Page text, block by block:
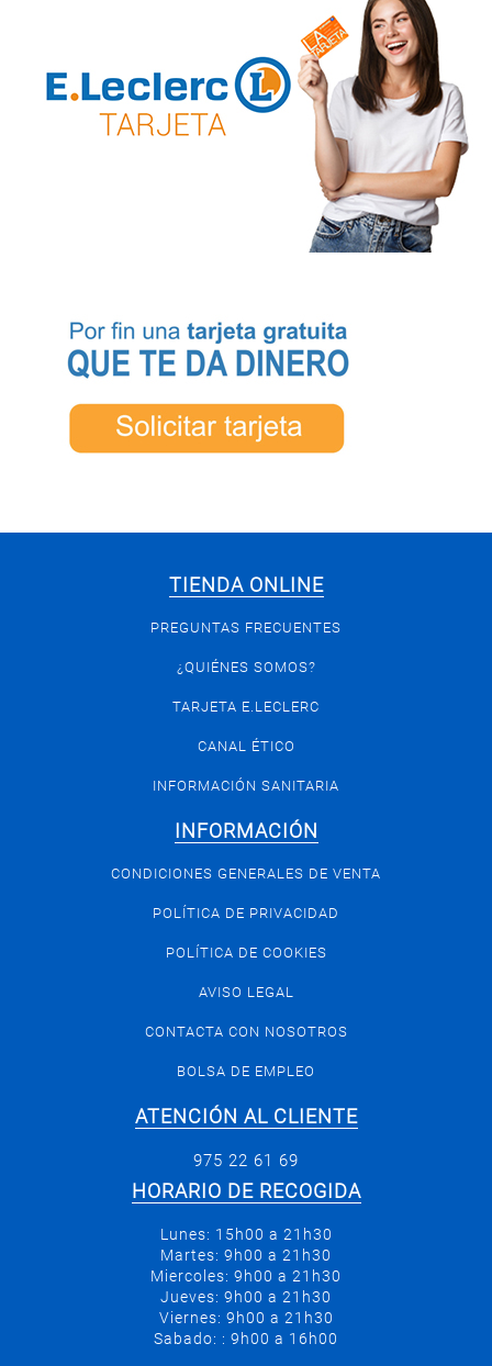
TIENDA ONLINE
PREGUNTAS FRECUENTES
¿QUIÉNES SOMOS?
TARJETA E.LECLERC
CANAL ÉTICO
INFORMACIÓN SANITARIA
INFORMACIÓN
CONDICIONES GENERALES DE VENTA
POLÍTICA DE PRIVACIDAD
POLÍTICA DE COOKIES
AVISO LEGAL
CONTACTA CON NOSOTROS
BOLSA DE EMPLEO
ATENCIÓN AL CLIENTE
975 22 61 69
HORARIO DE RECOGIDA
Lunes: 15h00 a 21h30
Martes: 9h00 a 21h30
Miercoles: 9h00 a 21h30
Jueves: 9h00 a 21h30
Viernes: 9h00 a 21h30
Sabado: : 9h00 a 16h00